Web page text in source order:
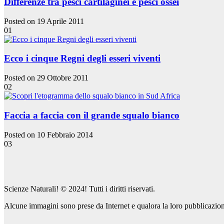
Posted on 19 Aprile 2011
01
Ecco i cinque Regni degli esseri viventi
Posted on 29 Ottobre 2011
02
Faccia a faccia con il grande squalo bianco
Posted on 10 Febbraio 2014
03
Scienze Naturali! © 2024! Tutti i diritti riservati.
Alcune immagini sono prese da Internet e qualora la loro